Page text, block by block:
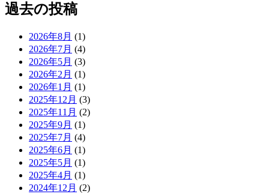
過去の投稿
2026年8月 (1)
2026年7月 (4)
2026年5月 (3)
2026年2月 (1)
2026年1月 (1)
2025年12月 (3)
2025年11月 (2)
2025年9月 (1)
2025年7月 (4)
2025年6月 (1)
2025年5月 (1)
2025年4月 (1)
2024年12月 (2)